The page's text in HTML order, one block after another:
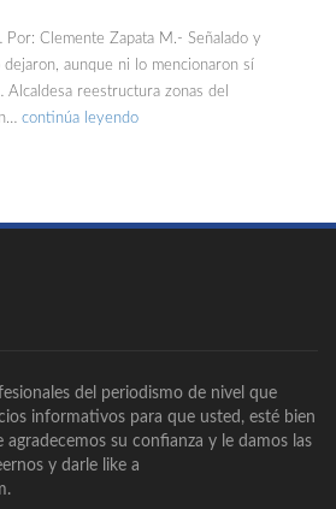
Por: Clemente Zapata M.- Señalado y
aunque ni lo mencionaron sí
reestructura zonas del
continúa leyendo
del periodismo de nivel que
informativos para que usted, esté bien
su confianza y le damos las
y darle like a